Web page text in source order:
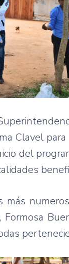
Clavel
del
más